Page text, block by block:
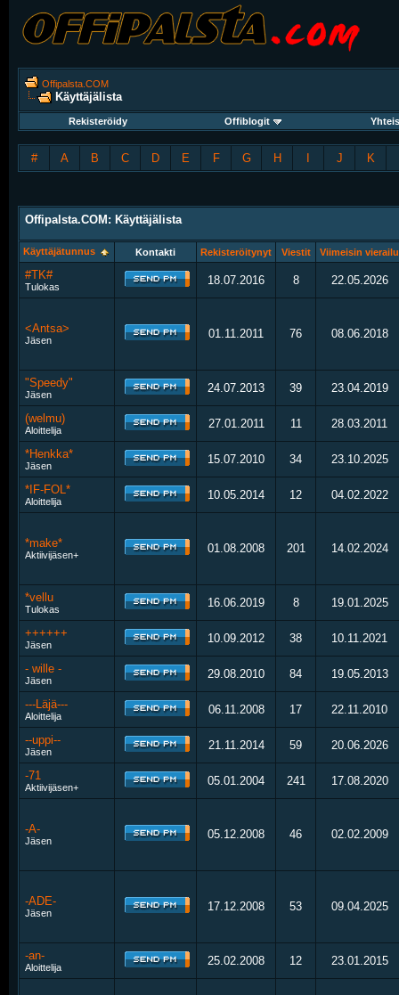
Offipalsta.COM
Käyttäjälista
Rekisteröidy Offiblogit
# A B C D E F G H J K
Offipalsta.COM: Käyttäjälista
Käyttäjätunnus Kontakti Rekisteröitynyt Viestit Viimeisin vierailu
#TK#
Tulokas 18.07.2016 8 22.05.2026
<Antsa>
Jäsen 01.11.2011 76 08.06.2018
"Speedy"
Jäsen 24.07.2013 39 23.04.2019
(welmu)
Aloittelija 27.01.2011 11 28.03.2011
*Henkka*
Jäsen 15.07.2010 34 23.10.2025
*IF-FOL*
Aloittelija 10.05.2014 12 04.02.2022
*make*
Aktiivijäsen+ 01.08.2008 201 14.02.2024
*vellu
Tulokas 16.06.2019 8 19.01.2025
++++++
Jäsen 10.09.2012 38 10.11.2021
- wille -
Jäsen 29.08.2010 84 19.05.2013
---Läjä---
Aloittelija 06.11.2008 17 22.11.2010
--uppi--
Jäsen 21.11.2014 59 20.06.2026
-71
Aktiivijäsen+ 05.01.2004 241 17.08.2020
-A-
Jäsen 05.12.2008 46 02.02.2009
-ADE-
Jäsen 17.12.2008 53 09.04.2025
-an-
Aloittelija 25.02.2008 12 23.01.2015